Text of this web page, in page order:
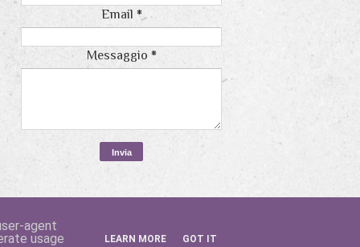
Email *
Messaggio *
agent
usage
LEARN MORE GOT IT